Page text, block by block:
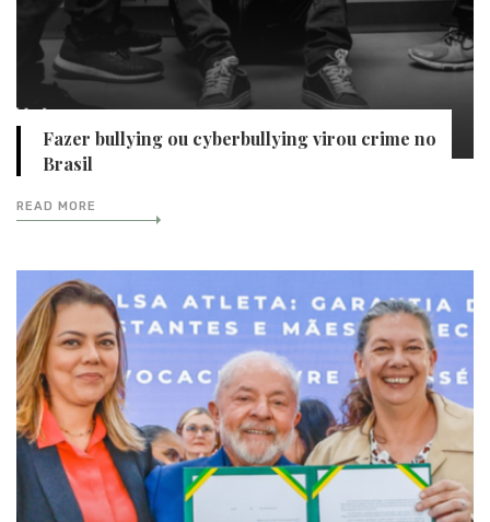
Fazer bullying ou cyberbullying virou crime no
Brasil
READ MORE